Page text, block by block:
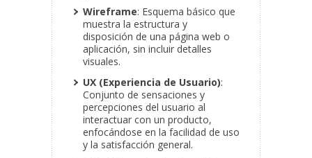
Wireframe: Esquema básico que
muestra la estructura y
disposición de una página web o
aplicación, sin incluir detalles
visuales.
UX (Experiencia de Usuario):
Conjunto de sensaciones y
percepciones del usuario al
interactuar con un producto,
enfocándose en la facilidad de uso
y la satisfacción general.